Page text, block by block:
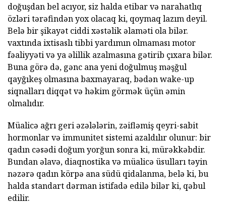
doğuşdan bel acıyor, siz halda etibar və narahatlıq
özləri tərəfindən yox olacaq ki, qoymaq lazım deyil.
Belə bir şikayət ciddi xəstəlik əlaməti ola bilər.
vaxtında ixtisaslı tibbi yardımın olmaması motor
fəaliyyəti və ya əlillik azalmasına gətirib çıxara bilər.
Buna görə də, gənc ana yeni doğulmuş məşğul
qayğıkeş olmasına baxmayaraq, bədən wake-up
siqnalları diqqət və həkim görmək üçün əmin
olmalıdır.
Müalicə ağrı geri əzələlərin, zəifləmiş qeyri-sabit
hormonlar və immunitet sistemi azaldılır olunur: bir
qadın cəsədi doğum yorğun sonra ki, mürəkkəbdir.
Bundan əlavə, diaqnostika və müalicə üsulları təyin
nəzərə qadın körpə ana südü qidalanma, belə ki, bu
halda standart dərman istifadə edilə bilər ki, qəbul
edilir.